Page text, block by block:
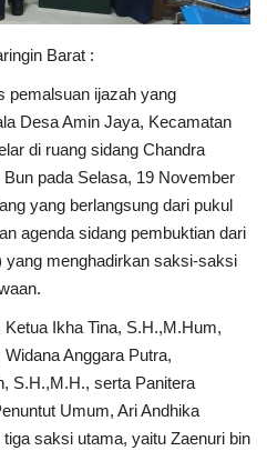
Barat :
ijazah yang
Desa Amin Jaya, Kecamatan
di ruang sidang Chandra
pada Selasa, 19 November
yang berlangsung dari pukul
agenda sidang pembuktian dari
menghadirkan saksi-saksi
Ikha Tina, S.H.,M.Hum,
Anggara Putra,
S.H.,M.H., serta Panitera
Umum, Ari Andhika
saksi utama, yaitu Zaenuri bin